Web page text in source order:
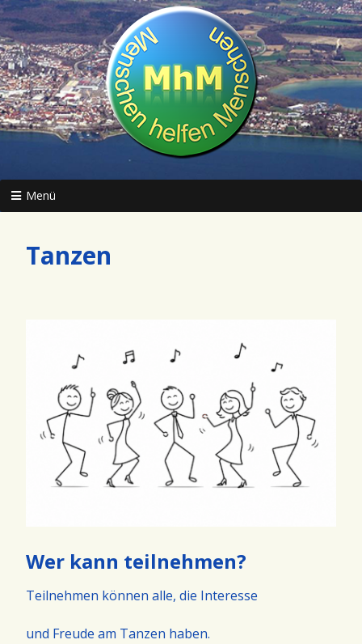
Menü
Tanzen
Wer kann teilnehmen?
Teilnehmen können alle, die Interesse
und Freude am Tanzen haben.